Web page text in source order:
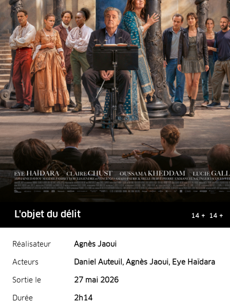
L'objet du délit 14 + 14 +
Réalisateur Agnès Jaoui
Acteurs Daniel Auteuil, Agnès Jaoui, Eye Haïdara
Sortie le 27 mai 2026
Durée 2h14